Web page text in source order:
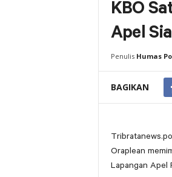
KBO
Apel
Penulis Humas
BAGIKAN
Oraplean
Lapangan Apel